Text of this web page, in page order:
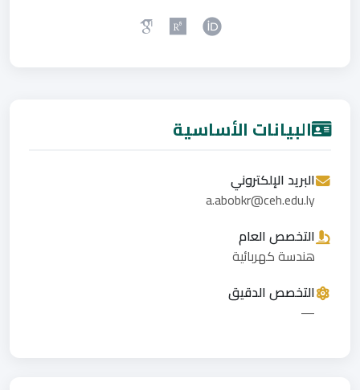
البيانات الأساسية
البريد الإلكتروني
a.abobkr@ceh.edu.ly
التخصص العام
هندسة كهربائية
التخصص الدقيق
—